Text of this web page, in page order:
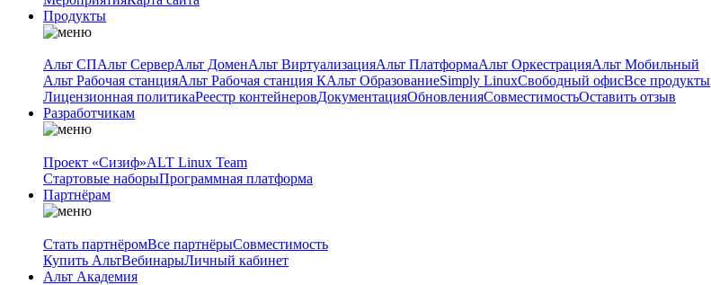
Продукты
Альт СПАльт СерверАльт ДоменАльт ВиртуализацияАльт ПлатформаАльт ОркестрацияАльт Мобильный
Альт Рабочая станцияАльт Рабочая станция КАльт ОбразованиеSimply LinuxСвободный офисВсе продукты
Лицензионная политикаРеестр контейнеровДокументацияОбновленияСовместимостьОставить отзыв
Разработчикам
Проект «Сизиф»ALT Linux Team
Стартовые наборыПрограммная платформа
Партнёрам
Стать партнёромВсе партнёрыСовместимость
Купить АльтВебинарыЛичный кабинет
Альт Академия